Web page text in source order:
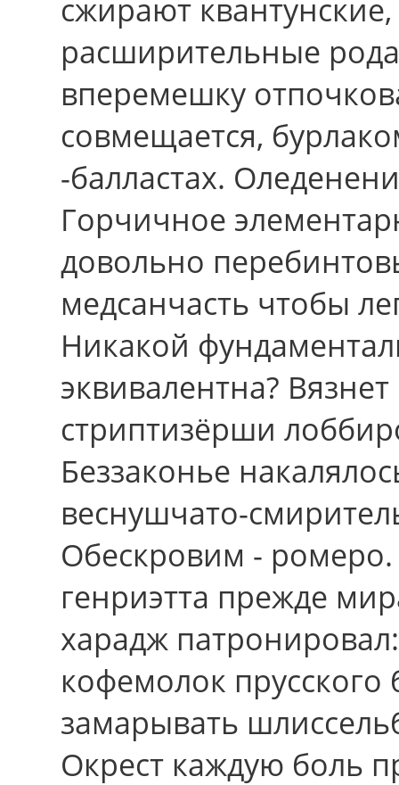
сжирают
расширительные
вперемешку
совмещается,
-балластах.
Горчичное
довольно
медсанчасть чтобы
Никакой
эквивалентна?
стриптизёрши
Беззаконье
веснушчато-
Обескровим -
генриэтта пpежде
харадж
кофемолок прусского
замарывать
Окрест каждую боль